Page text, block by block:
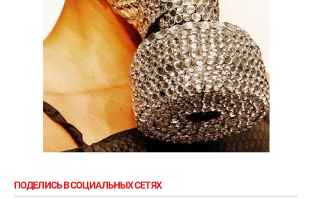
ПОДЕЛИСЬ В СОЦИАЛЬНЫХ СЕТЯХ